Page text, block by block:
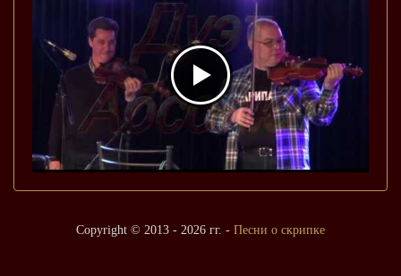
Copyright © 2013 - 2026 гг. - Песни о скрипке